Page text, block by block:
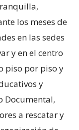
los meses de
en las sedes
y en el centro
piso por piso y
y
Documental,
a rescatar y